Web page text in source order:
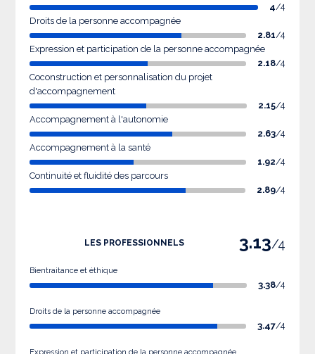
4/4
Droits de la personne accompagnée
2.81/4
Expression et participation de la personne accompagnée
2.18/4
Coconstruction et personnalisation du projet
d'accompagnement
2.15/4
Accompagnement à l'autonomie
2.63/4
Accompagnement à la santé
1.92/4
Continuité et fluidité des parcours
2.89/4
LES PROFESSIONNELS 3.13/4
Bientraitance et éthique
3.38/4
Droits de la personne accompagnée
3.47/4
Expression et participation de la personne accompagnée